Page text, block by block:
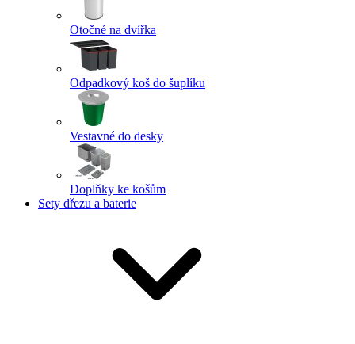
Otočné na dvířka
Odpadkový koš do šuplíku
Vestavné do desky
Doplňky ke košům
Sety dřezu a baterie